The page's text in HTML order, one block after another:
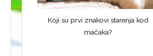
Koji su prvi znakovi starenja kod
mačaka?